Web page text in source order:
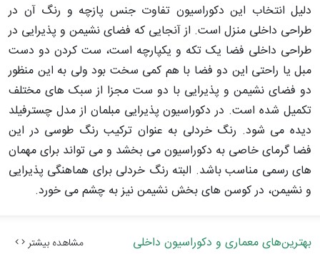
دلیل انتخاب این دکوراسیون تفاوت جنس پازچه و رنگ آن در
طراحی داخلی منزل است. از آنجایی که فضای نشیمن و پذیرایی در
طراحی داخلی فضا یک تکه و یکپارچه است، ست کردن دو دست
مبل یا راحتی این دو فضا با هم کمی سخت بود ولی به این منظور
دو فضای نشیمن و پذیرایی با دو ست مجزا از سبک های مختلف
تکمیل شده است. در دکوراسیون پذیرایی مبلمان از مدل چسترفیلد
دیده می شود. رنگ خردلی به عنوان ترکیب رنگ طوسی در این
فضا گرمای خاصی به دکوراسیون می بخشد و می تواند برای مهمان
های رسمی مناسب باشد. البته رنگ خردلی برای هماهنگی پذیرایی
و نشیمن، در کوسن های بخش نشیمن نیز به چشم می خورد.
بهترین‌های معماری و دکوراسیون داخلی مشاهده بیشتر